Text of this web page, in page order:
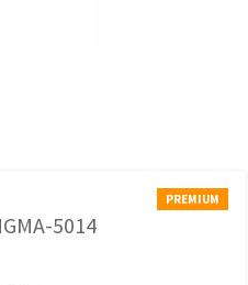
PREMIUM
5014